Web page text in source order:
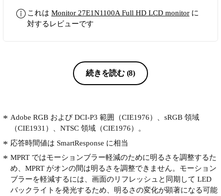
これは Monitor 27E1N1100A Full HD LCD monitor に
対するレビューです
続きを読む (8)
Adobe RGB および DCI-P3 範囲（CIE1976）、sRGB 領域
（CIE1931）、NTSC 領域（CIE1976）。
応答時間値は SmartResponse に相当
MPRT ではモーションブラー軽減のために明るさを調整するた
め、MPRT がオンの間は明るさを調整できません。モーション
ブラーを軽減するには、画面のリフレッシュと同期して LED
バックライトを発光するため、明るさの変化が顕著になる可能